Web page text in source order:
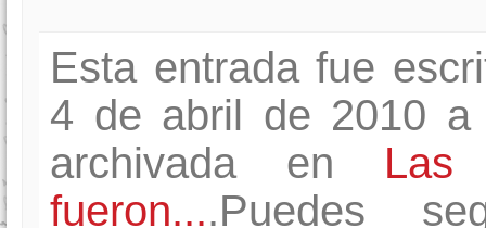
Esta entrada fue
4 de abril de 2010
archivada en Las
fueron....Puedes